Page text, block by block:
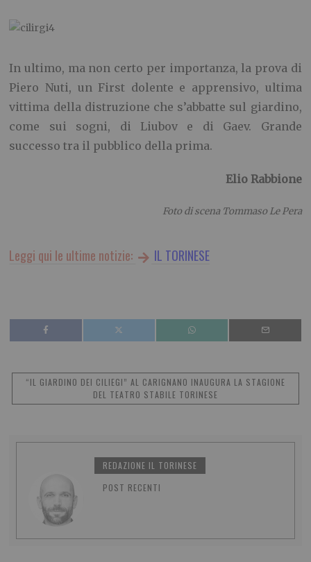
In ultimo, ma non certo per importanza, la prova di
Piero Nuti, un First dolente e apprensivo, ultima
vittima della distruzione che s’abbatte sul giardino,
come sui sogni, di Liubov e di Gaev. Grande
successo tra il pubblico della prima.
Elio Rabbione
Foto di scena Tommaso Le Pera
Leggi qui le ultime notizie: IL TORINESE
“IL GIARDINO DEI CILIEGI” AL CARIGNANO INAUGURA LA STAGIONE
DEL TEATRO STABILE TORINESE
REDAZIONE IL TORINESE
POST RECENTI